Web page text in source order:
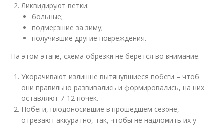
Ликвидируют ветки:
больные;
подмерзшие за зиму;
получившие другие повреждения.
На этом этапе, схема обрезки не берется во внимание.
Укорачивают излишне вытянувшиеся побеги – чтоб
они правильно развивались и формировались, на них
оставляют 7-12 почек.
Побеги, плодоносившие в прошедшем сезоне,
отрезают аккуратно, так, чтобы не надломить их у